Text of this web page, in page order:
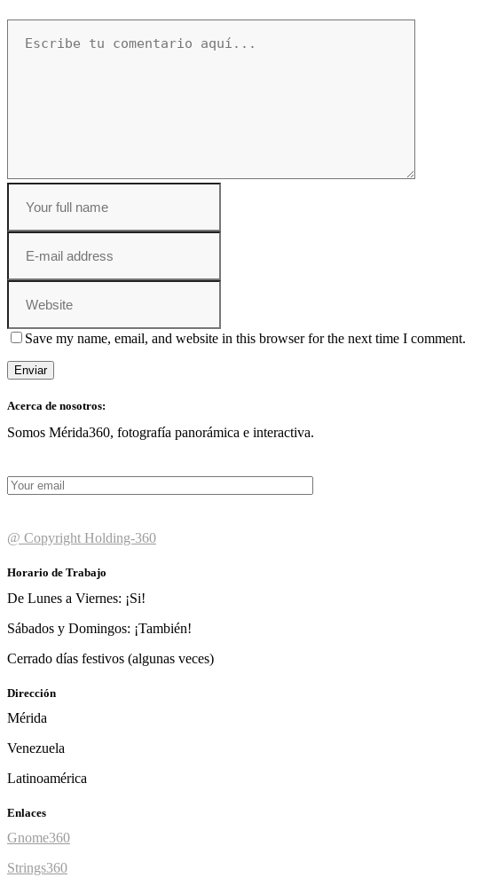
Save my name, email, and website in this browser for the next time I comment.
Acerca de nosotros:
Somos Mérida360, fotografía panorámica e interactiva.
@ Copyright Holding-360
Horario de Trabajo
De Lunes a Viernes: ¡Si!
Sábados y Domingos: ¡También!
Cerrado días festivos (algunas veces)
Dirección
Mérida
Venezuela
Latinoamérica
Enlaces
Gnome360
Strings360